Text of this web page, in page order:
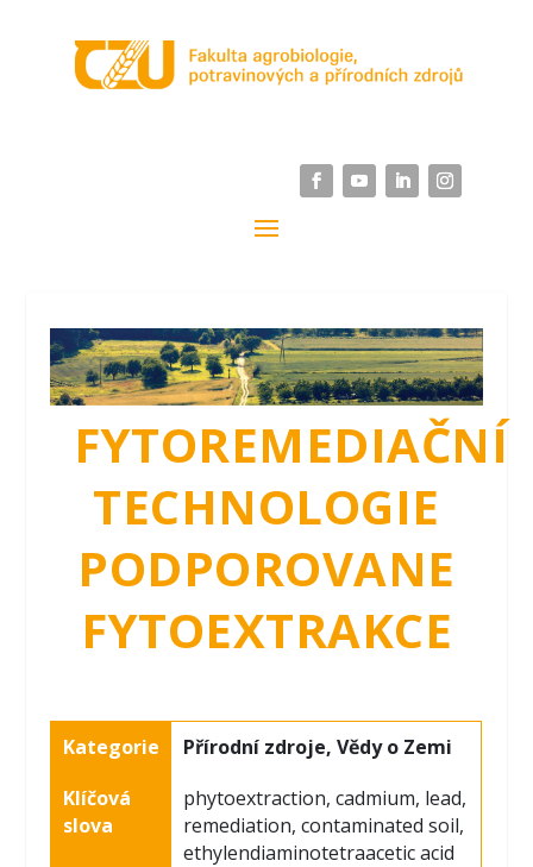
FYTOREMEDIAČNÍ
TECHNOLOGIE
PODPOROVANE
FYTOEXTRAKCE
Kategorie
Přírodní zdroje, Vědy o Zemi
Klíčová
slova
phytoextraction, cadmium, lead,
remediation, contaminated soil,
ethylendiaminotetraacetic acid